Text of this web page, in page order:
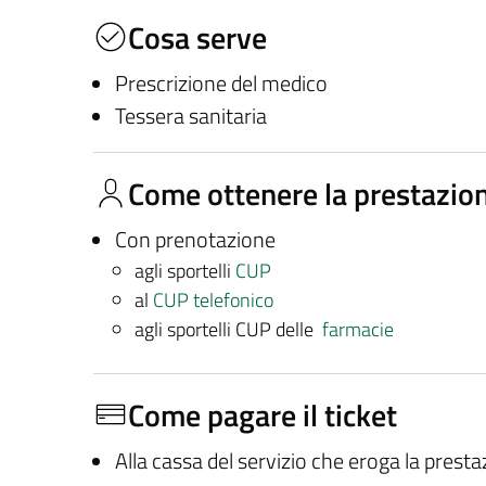
Cosa serve
Prescrizione del medico
Tessera sanitaria
Come ottenere la
Con prenotazione
agli sportelli CUP
al CUP telefonico
agli sportelli CUP delle farmacie
Come pagare il ticket
Alla cassa del servizio che eroga la